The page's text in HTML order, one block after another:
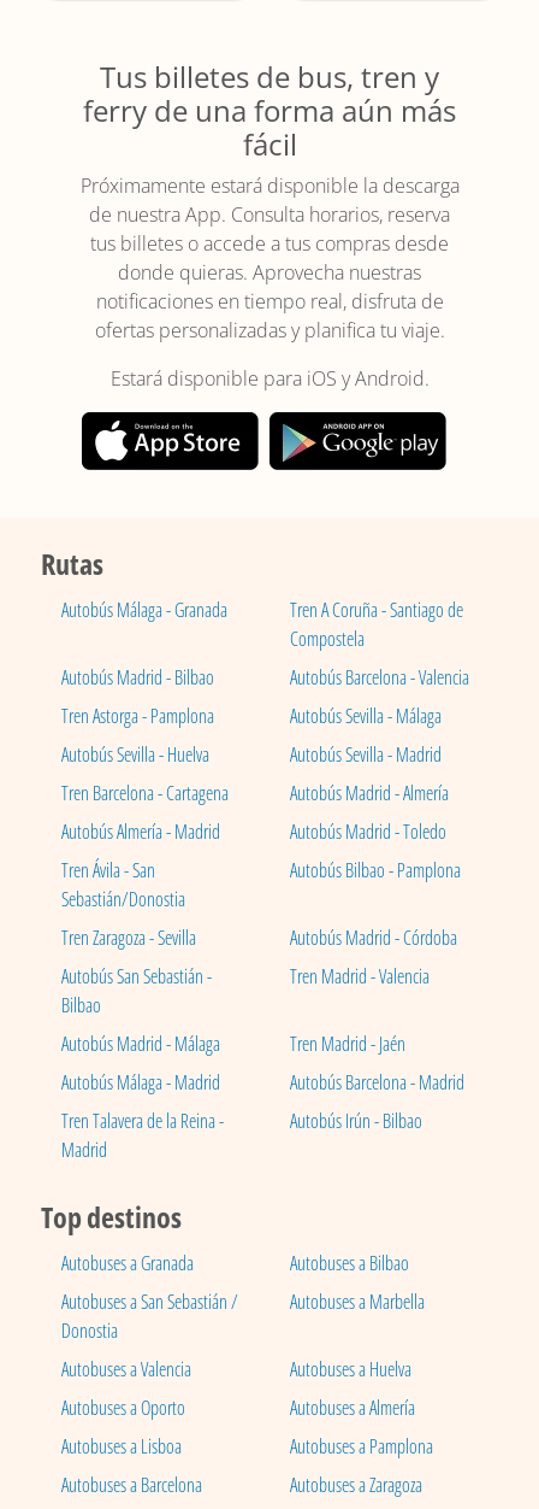
Tus billetes de bus, tren y
ferry de una forma aún más
fácil
Próximamente estará disponible la descarga
de nuestra App. Consulta horarios, reserva
tus billetes o accede a tus compras desde
donde quieras. Aprovecha nuestras
notificaciones en tiempo real, disfruta de
ofertas personalizadas y planifica tu viaje.
Estará disponible para iOS y Android.
Rutas
Autobús Málaga - Granada
Tren A Coruña - Santiago de
Compostela
Autobús Madrid - Bilbao
Autobús Barcelona - Valencia
Tren Astorga - Pamplona
Autobús Sevilla - Málaga
Autobús Sevilla - Huelva
Autobús Sevilla - Madrid
Tren Barcelona - Cartagena
Autobús Madrid - Almería
Autobús Almería - Madrid
Autobús Madrid - Toledo
Tren Ávila - San
Sebastián/Donostia
Autobús Bilbao - Pamplona
Tren Zaragoza - Sevilla
Autobús Madrid - Córdoba
Autobús San Sebastián -
Bilbao
Tren Madrid - Valencia
Autobús Madrid - Málaga
Tren Madrid - Jaén
Autobús Málaga - Madrid
Autobús Barcelona - Madrid
Tren Talavera de la Reina -
Madrid
Autobús Irún - Bilbao
Top destinos
Autobuses a Granada
Autobuses a Bilbao
Autobuses a San Sebastián /
Donostia
Autobuses a Marbella
Autobuses a Valencia
Autobuses a Huelva
Autobuses a Oporto
Autobuses a Almería
Autobuses a Lisboa
Autobuses a Pamplona
Autobuses a Barcelona
Autobuses a Zaragoza